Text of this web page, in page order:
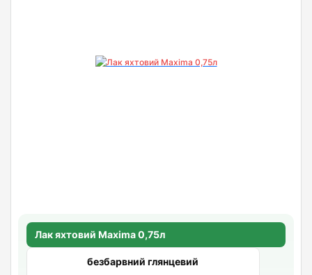
Лак яхтовий Maxima 0,75л
безбарвний глянцевий